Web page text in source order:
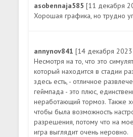
asobennaja585[11 декабря
Хорошая графика, но трудно
annynov841[14 декабря
Несмотря на то, что это
который находится в стадии
здесь есть, - отличное
геймпада - это плюс,
неработающий тормоз. Также
чтобы была возможность
разрешения, потому что на
игра выглядит очень неровно.